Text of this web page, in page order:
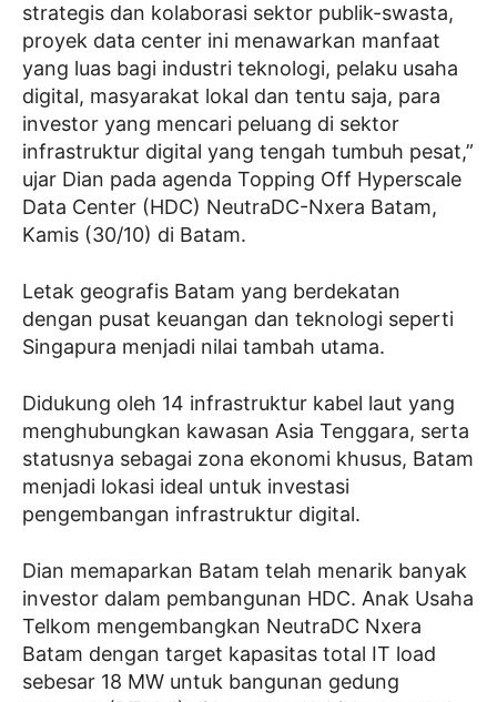
strategis dan kolaborasi sektor publik-swasta,
proyek data center ini menawarkan manfaat
yang luas bagi industri teknologi, pelaku usaha
digital, masyarakat lokal dan tentu saja, para
investor yang mencari peluang di sektor
infrastruktur digital yang tengah tumbuh pesat,”
ujar Dian pada agenda Topping Off Hyperscale
Data Center (HDC) NeutraDC-Nxera Batam,
Kamis (30/10) di Batam.
Letak geografis Batam yang berdekatan
dengan pusat keuangan dan teknologi seperti
Singapura menjadi nilai tambah utama.
Didukung oleh 14 infrastruktur kabel laut yang
menghubungkan kawasan Asia Tenggara, serta
statusnya sebagai zona ekonomi khusus, Batam
menjadi lokasi ideal untuk investasi
pengembangan infrastruktur digital.
Dian memaparkan Batam telah menarik banyak
investor dalam pembangunan HDC. Anak Usaha
Telkom mengembangkan NeutraDC Nxera
Batam dengan target kapasitas total IT load
sebesar 18 MW untuk bangunan gedung